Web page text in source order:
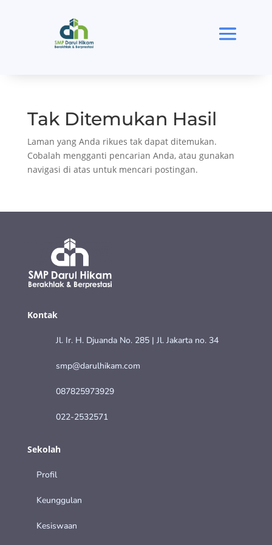
Tak Ditemukan Hasil
Laman yang Anda rikues tak dapat ditemukan.
Cobalah mengganti pencarian Anda, atau gunakan
navigasi di atas untuk mencari postingan.
Kontak
Jl. Ir. H. Djuanda No. 285 | Jl. Jakarta no. 34
smp@darulhikam.com
087825973929
022-2532571
Sekolah
Profil
Keunggulan
Kesiswaan